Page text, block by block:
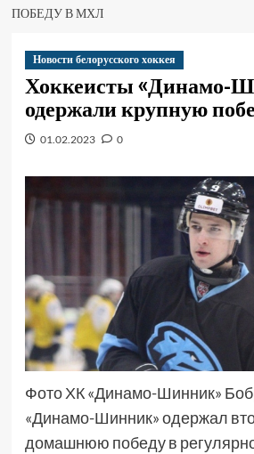
ПОБЕДУ В МХЛ
Новости белорусского хоккея
Хоккеисты «Динамо-
одержали крупную
01.02.2023 0
Фото ХК «Динамо-Шинник»
«Динамо-Шинник» одержал
домашнюю победу в